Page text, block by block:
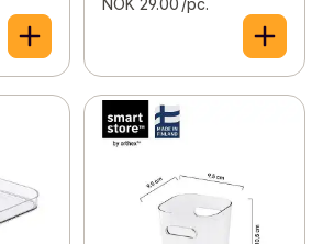
NOK 29.00 /pc.